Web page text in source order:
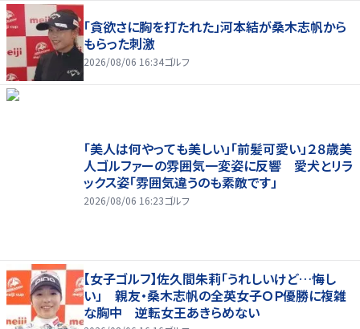
「貪欲さに胸を打たれた」河本結が桑木志帆から
もらった刺激
2026/08/06 16:34ゴルフ
「美人は何やっても美しい」「前髪可愛い」２８歳美
人ゴルファーの雰囲気一変姿に反響 愛犬とリラ
ックス姿「雰囲気違うのも素敵です」
2026/08/06 16:23ゴルフ
【女子ゴルフ】佐久間朱莉「うれしいけど…悔し
い」 親友・桑木志帆の全英女子ＯＰ優勝に複雑
な胸中 逆転女王あきらめない